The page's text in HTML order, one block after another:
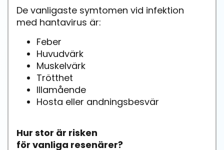
De vanligaste symtomen vid infektion
med hantavirus är:
Feber
Huvudvärk
Muskelvärk
Trötthet
Illamående
Hosta eller andningsbesvär
Hur stor är risken
för vanliga resenärer?